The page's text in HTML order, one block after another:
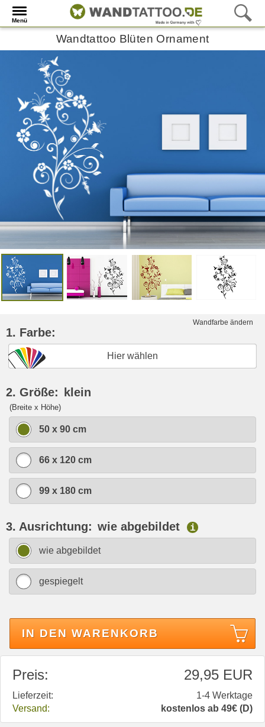
Menü
Wandtattoo Blüten Ornament
Wandfarbe ändern
1. Farbe:
Hier wählen
2. Größe: klein
(Breite x Höhe)
50 x 90 cm
66 x 120 cm
99 x 180 cm
3. Ausrichtung: wie abgebildet i
wie abgebildet
gespiegelt
IN DEN WARENKORB
Preis: 29,95 EUR
Lieferzeit:
1-4 Werktage
Versand:
kostenlos ab 49€ (D)